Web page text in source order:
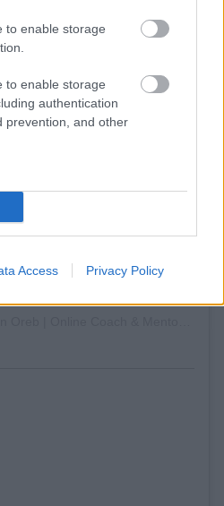
to enable storage
to enable storage
authentication
prevention, and other
Access Privacy Policy